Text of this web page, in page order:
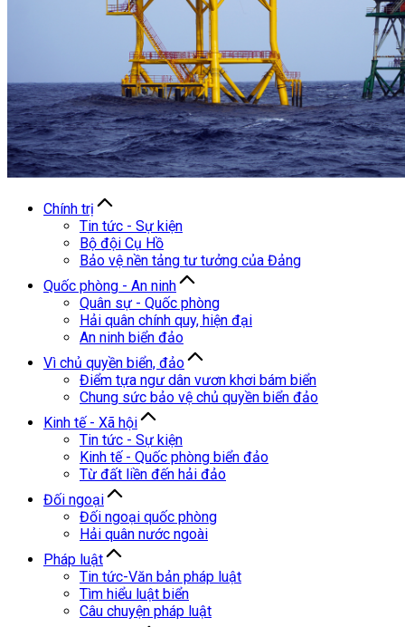
Chính trị
Tin tức - Sự kiện
Bộ đội Cụ Hồ
Bảo vệ nền tảng tư tưởng của Đảng
Quốc phòng - An ninh
Quân sự - Quốc phòng
Hải quân chính quy, hiện đại
An ninh biển đảo
Vì chủ quyền biển, đảo
Điểm tựa ngư dân vươn khơi bám biển
Chung sức bảo vệ chủ quyền biển đảo
Kinh tế - Xã hội
Tin tức - Sự kiện
Kinh tế - Quốc phòng biển đảo
Từ đất liền đến hải đảo
Đối ngoại
Đối ngoại quốc phòng
Hải quân nước ngoài
Pháp luật
Tin tức-Văn bản pháp luật
Tìm hiểu luật biển
Câu chuyện pháp luật